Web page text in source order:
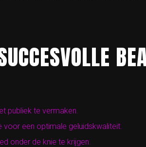
publiek te vermaken.
een optimale geluidskwaliteit.
onder de knie te krijgen.